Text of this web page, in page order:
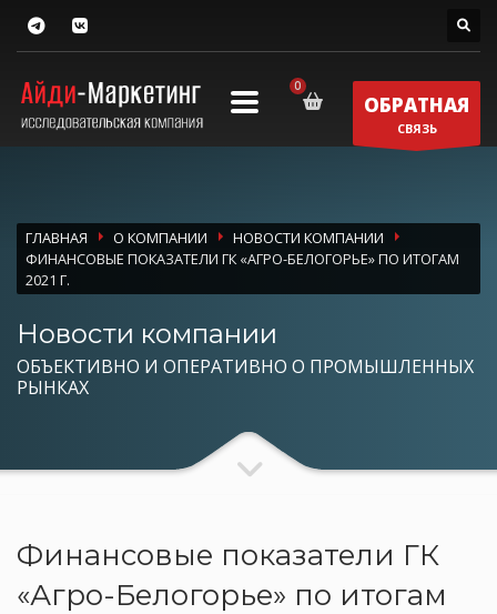
ОБРАТНАЯ
СВЯЗЬ
ГЛАВНАЯ О КОМПАНИИ
НОВОСТИ КОМПАНИИ
ФИНАНСОВЫЕ ПОКАЗАТЕЛИ ГК «АГРО-БЕЛОГОРЬЕ» ПО ИТОГАМ
2021 Г.
Новости компании
ОБЪЕКТИВНО И ОПЕРАТИВНО О ПРОМЫШЛЕННЫХ
РЫНКАХ
Финансовые показатели ГК
«Агро-Белогорье» по итогам